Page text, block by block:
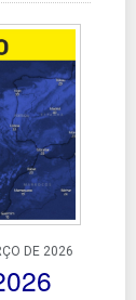
DE 2026